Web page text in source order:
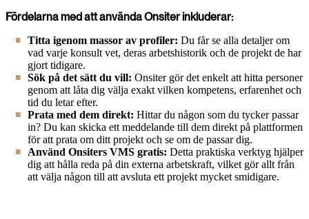
Fördelarna med att använda Onsiter inkluderar:
Titta igenom massor av profiler: Du får se alla detaljer om
vad varje konsult vet, deras arbetshistorik och de projekt de har
gjort tidigare.
Sök på det sätt du vill: Onsiter gör det enkelt att hitta personer
genom att låta dig välja exakt vilken kompetens, erfarenhet och
tid du letar efter.
Prata med dem direkt: Hittar du någon som du tycker passar
in? Du kan skicka ett meddelande till dem direkt på plattformen
för att prata om ditt projekt och se om de passar dig.
Använd Onsiters VMS gratis: Detta praktiska verktyg hjälper
dig att hålla reda på din externa arbetskraft, vilket gör allt från
att välja någon till att avsluta ett projekt mycket smidigare.